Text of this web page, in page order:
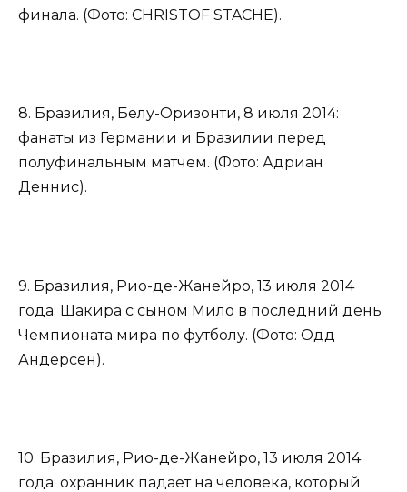
финала. (Фото: CHRISTOF STACHE).
8. Бразилия, Белу-Оризонти, 8 июля 2014:
фанаты из Германии и Бразилии перед
полуфинальным матчем. (Фото: Адриан
Деннис).
9. Бразилия, Рио-де-Жанейро, 13 июля 2014
года: Шакира с сыном Мило в последний день
Чемпионата мира по футболу. (Фото: Одд
Андерсен).
10. Бразилия, Рио-де-Жанейро, 13 июля 2014
года: охранник падает на человека, который